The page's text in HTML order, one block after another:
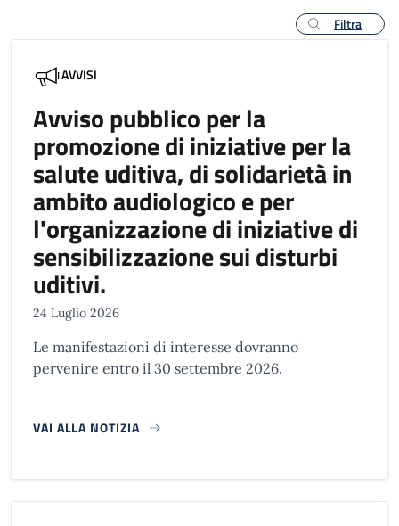
Filtra
AVVISI
Avviso pubblico per la
promozione di iniziative per la
salute uditiva, di solidarietà in
ambito audiologico e per
l'organizzazione di iniziative di
sensibilizzazione sui disturbi
uditivi.
24 Luglio 2026
Le manifestazioni di interesse dovranno
pervenire entro il 30 settembre 2026.
VAI ALLA NOTIZIA